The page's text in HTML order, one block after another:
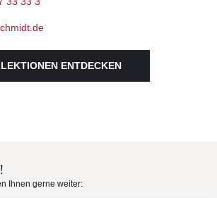
ENTDECKEN
Ihnen gerne weiter: